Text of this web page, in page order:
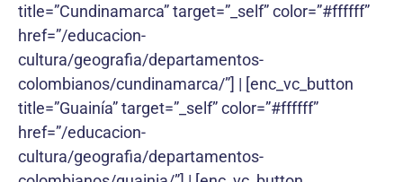
title=”Cundinamarca” target=”_self” color=”#ffffff”
href=”/educacion-
cultura/geografia/departamentos-
colombianos/cundinamarca/”] | [enc_vc_button
title=”Guainía” target=”_self” color=”#ffffff”
href=”/educacion-
cultura/geografia/departamentos-